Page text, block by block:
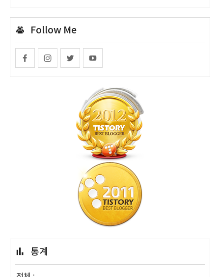
Follow Me
통계